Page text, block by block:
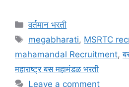
Categories
वर्तमान भरती
Tags
megabharati, MSRTC
mahamandal Recruitment,
महाराष्ट्र बस महामंडळ भरती
Leave a comment